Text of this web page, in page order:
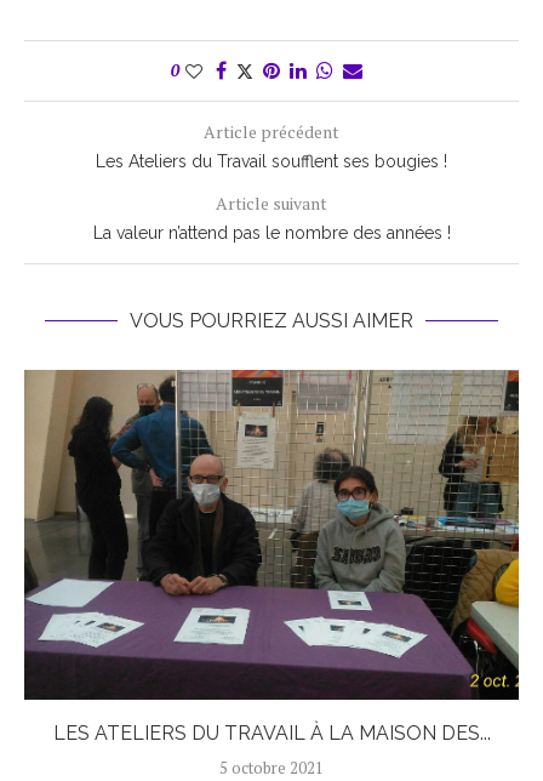
0
Article précédent
Les Ateliers du Travail soufflent ses bougies !
Article suivant
La valeur n’attend pas le nombre des années !
VOUS POURRIEZ AUSSI AIMER
LES ATELIERS DU TRAVAIL À LA MAISON DES...
5 octobre 2021